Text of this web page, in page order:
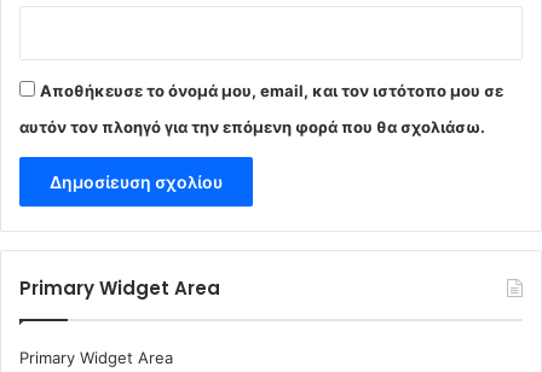
Αποθήκευσε το όνομά μου, email, και τον ιστότοπο μου σε
αυτόν τον πλοηγό για την επόμενη φορά που θα σχολιάσω.
Primary Widget Area
Primary Widget Area